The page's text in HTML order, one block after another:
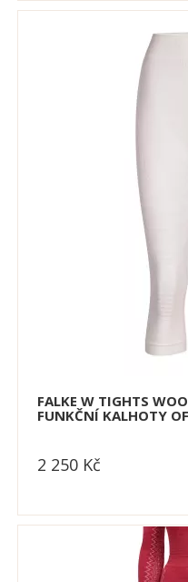
FALKE W TIGHTS
FUNKČNÍ KALHOTY
2 250 Kč